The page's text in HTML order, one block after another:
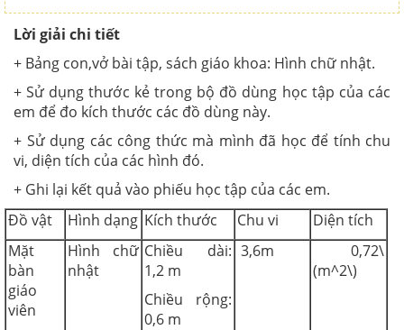
Lời giải chi tiết
+ Bảng con,vở bài tập, sách giáo khoa: Hình chữ nhật.
+ Sử dụng thước kẻ trong bộ đồ dùng học tập của các
em để đo kích thước các đồ dùng này.
+ Sử dụng các công thức mà mình đã học để tính chu
vi, diện tích của các hình đó.
+ Ghi lại kết quả vào phiếu học tập của các em.
Đồ vật
Hình dạng Kích thước Chu vi
Diện tích
Mặt
bàn
giáo
viên
Hình chữ
nhật
Chiều dài:
1,2 m
Chiều rộng:
0,6 m
3,6m
0,72\
(m^2\)